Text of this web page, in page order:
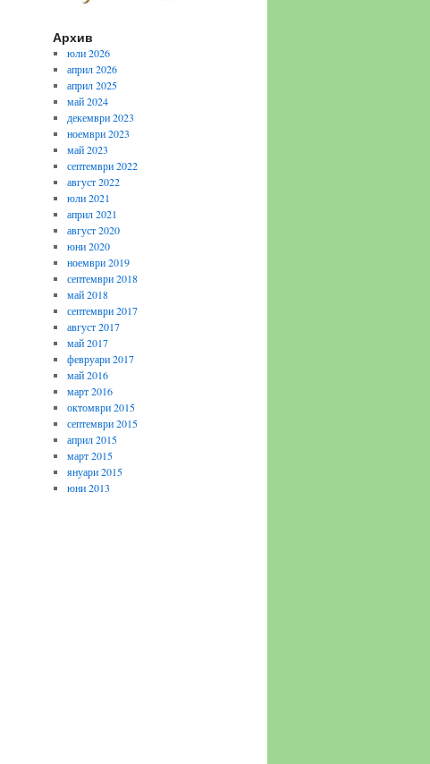
Архив
юли 2026
април 2026
април 2025
май 2024
декември 2023
ноември 2023
май 2023
септември 2022
август 2022
юли 2021
април 2021
август 2020
юни 2020
ноември 2019
септември 2018
май 2018
септември 2017
август 2017
май 2017
февруари 2017
май 2016
март 2016
октомври 2015
септември 2015
април 2015
март 2015
януари 2015
юни 2013